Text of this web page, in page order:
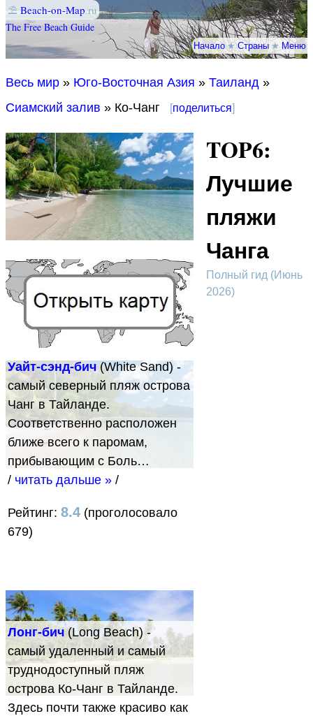
⛱ Beach-on-Map.ru
The Free Beach Guide
Начало★Страны★Меню
Весь мир » Юго-Восточная Азия » Таиланд »
Сиамский залив » Ко-Чанг [поделиться]
TOP6:
Лучшие
пляжи
Чанга
Полный гид (Июнь
2026)
Уайт-сэнд-бич (White Sand) -
самый северный пляж острова
Чанг в Тайланде.
Соответственно расположен
ближе всего к паромам,
прибывающим с Боль…
/ читать дальше » /
Рейтинг: 8.4 (проголосовало
679)
Лонг-бич(Long Beach) -
самый удаленный и самый
труднодоступный пляж
острова Ко-Чанг в Тайланде.
Здесь почти также красиво как